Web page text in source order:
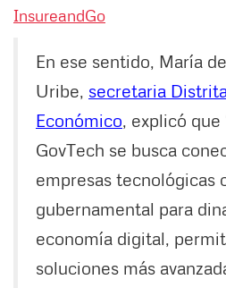
InsureandGo
En ese sentido, María
Uribe, secretaria
Económico, explicó que
GovTech se busca
empresas tecnológicas
gubernamental para
economía digital,
soluciones más